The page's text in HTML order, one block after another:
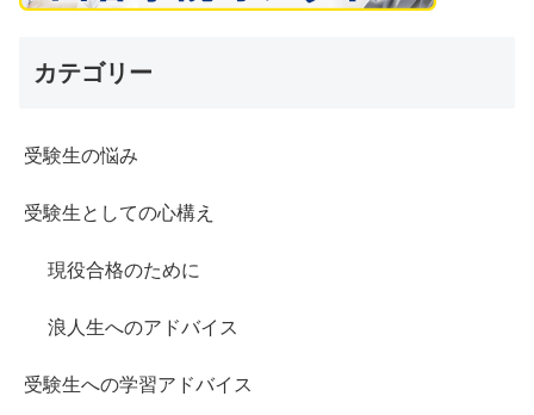
カテゴリー
受験生の悩み
受験生としての心構え
現役合格のために
浪人生へのアドバイス
受験生への学習アドバイス